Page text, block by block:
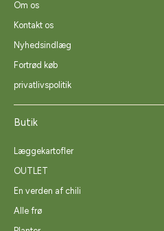
Om os
Kontakt os
Nyhedsindlæg
Fortrød køb
privatlivspolitik
Butik
Læggekartofler
OUTLET
En verden af chili
Alle frø